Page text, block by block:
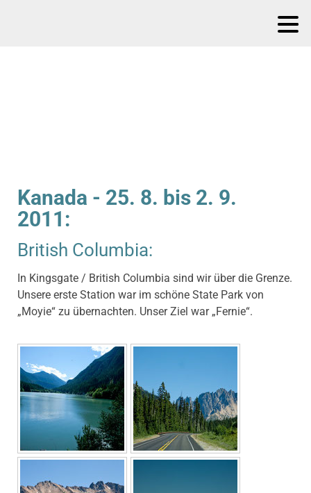
Kanada - 25. 8. bis 2. 9.
2011:
British Columbia:
In Kingsgate / British Columbia sind wir über die Grenze.
Unsere erste Station war im schöne State Park von
„Moyie“ zu übernachten. Unser Ziel war „Fernie“.